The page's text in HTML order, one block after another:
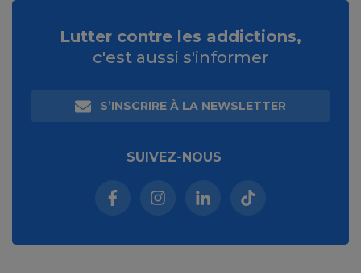
Lutter contre les addictions,
c'est aussi s'informer
S’INSCRIRE À LA NEWSLETTER
SUIVEZ-NOUS
Facebook (nouvelle fenêtre)
Instagram (nouvelle fenêtre)
Linkedin (nouvelle
Tiktok (nouvelle